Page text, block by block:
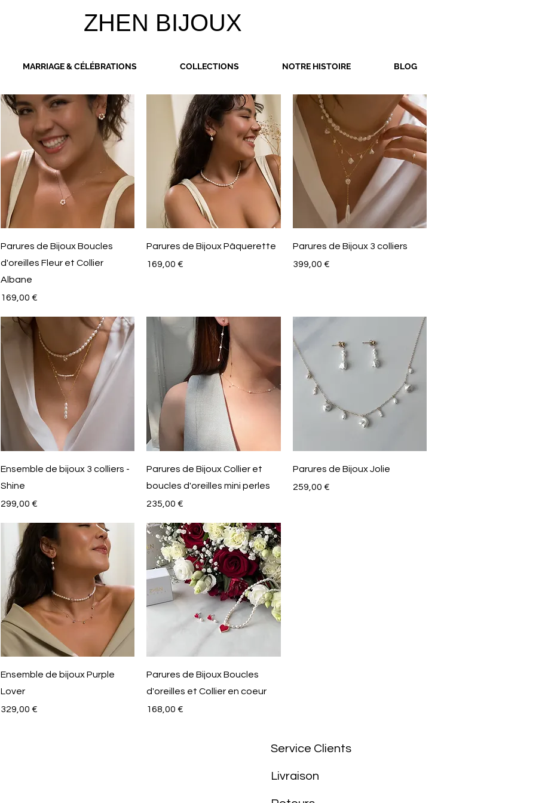
ZHEN BIJOUX
MARRIAGE & CÉLÉBRATIONS COLLECTIONS NOTRE HISTOIRE BLOG
Aperçu rapide
Parures de Bijoux Boucles
d'oreilles Fleur et Collier
Albane
Prix
169,00 €
Aperçu rapide
Parures de Bijoux Pâquerette
Prix
169,00 €
Aperçu rapide
Parures de Bijoux 3 colliers
Prix
399,00 €
Aperçu rapide
Ensemble de bijoux 3 colliers -
Shine
Prix
299,00 €
Aperçu rapide
Parures de Bijoux Collier et
boucles d'oreilles mini perles
Prix
235,00 €
Aperçu rapide
Parures de Bijoux Jolie
Prix
259,00 €
Aperçu rapide
Ensemble de bijoux Purple
Lover
Prix
329,00 €
Aperçu rapide
Parures de Bijoux Boucles
d'oreilles et Collier en coeur
Prix
168,00 €
Service Clients
Livraison